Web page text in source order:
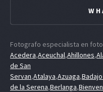
Fotografo especialista en
Acedera,Aceuchal,Ahillones,
de San
Servan,Atalaya,Azuaga,
de la Serena,Berlanga,